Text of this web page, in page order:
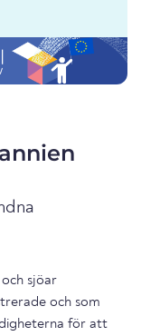
sjöar
och som
för att